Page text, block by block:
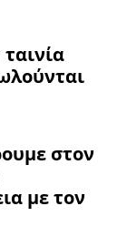
στον
με τον